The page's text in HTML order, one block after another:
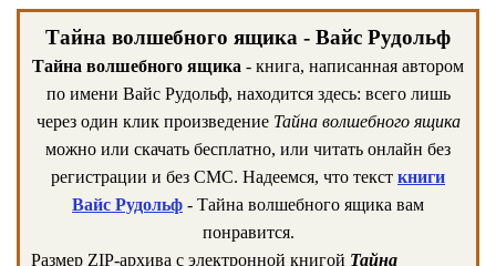
Тайна волшебного ящика - Вайс Рудольф
Тайна волшебного ящика - книга, написанная автором
по имени Вайс Рудольф, находится здесь: всего лишь
через один клик произведение Тайна волшебного ящика
можно или скачать бесплатно, или читать онлайн без
регистрации и без СМС. Надеемся, что текст книги
Вайс Рудольф - Тайна волшебного ящика вам
понравится.
Размер ZIP-архива c электронной книгой Тайна